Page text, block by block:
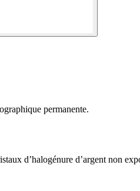
permanente.
d’halogénure d’argent non